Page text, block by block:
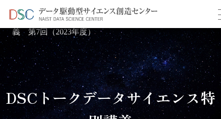
TOP ＞ イベント情報
＞ データサイエンス特別講
義 第7回（2023年度）
DSCトークデータサイエンス特